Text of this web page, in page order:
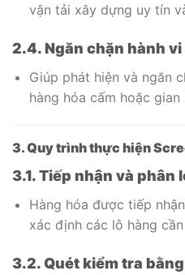
vận tải xây dựng uy tín
2.4. Ngăn chặn hành
Giúp phát hiện và ngăn
hàng hóa cấm hoặc
3. Quy trình thực hiện
3.1. Tiếp nhận và phân
Hàng hóa được tiếp
xác định các lô hàng
3.2. Quét kiểm tra